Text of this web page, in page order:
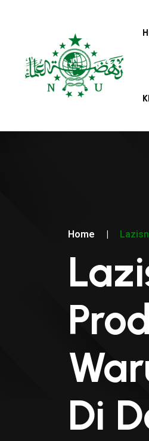
Home |
Di